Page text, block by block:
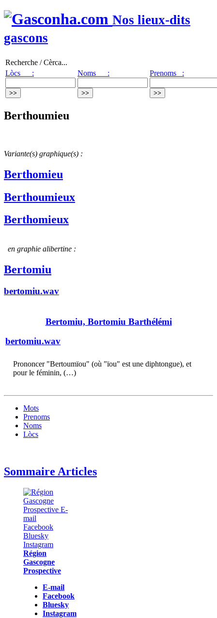
Nos lieux-dits
gascons
Recherche / Cèrca...
Lòcs :
Noms : Prenoms :
Berthoumieu
Variante(s) graphique(s) :
Berthomieu
Berthoumieux
Berthomieux
en graphie alibertine :
Bertomiu
bertomiu.wav
Bertomiu, Bortomiu Barthélémi
bertomiu.wav
Prononcer "Bertoumïou" (où "ïou" est une diphtongue), et
pour le féminin, (…)
Mots
Prenoms
Noms
Lòcs
Sommaire Articles
Région
Gascogne
Prospective
E-mail
Facebook
Bluesky
Instagram